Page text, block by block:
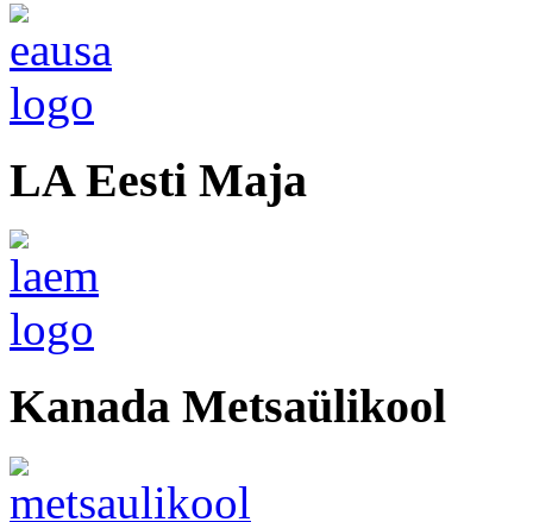
LA Eesti Maja
Kanada Metsaülikool